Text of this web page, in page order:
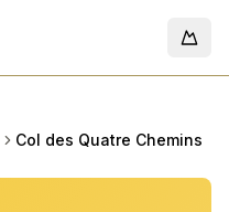
Col des Quatre Chemins